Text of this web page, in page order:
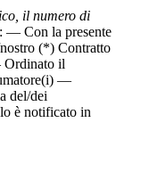
il numero di
— Con la presente
(*) Contratto
Ordinato il
—
del/dei
è notificato in